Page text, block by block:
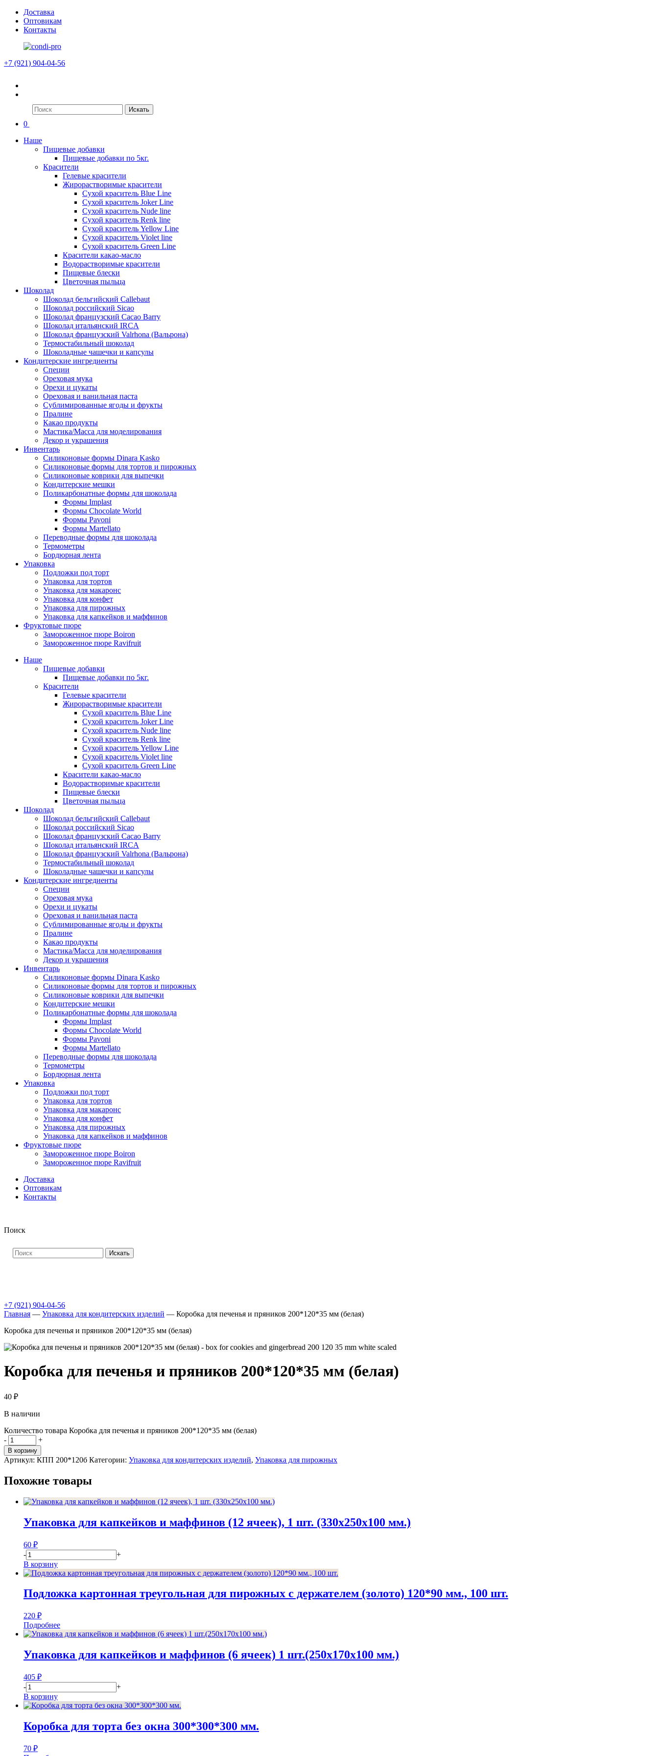
Доставка
Оптовикам
Контакты
+7 (921) 904-04-56
Искать
0
Наше
Пищевые добавки
Пищевые добавки по 5кг.
Красители
Гелевые красители
Жирорастворимые красители
Сухой краситель Blue Line
Сухой краситель Joker Line
Сухой краситель Nude line
Сухой краситель Renk line
Сухой краситель Yellow Line
Сухой краситель Violet line
Сухой краситель Green Line
Красители какао-масло
Водорастворимые красители
Пищевые блески
Цветочная пыльца
Шоколад
Шоколад бельгийский Callebaut
Шоколад российский Sicao
Шоколад французский Cacao Barry
Шоколад итальянский IRCA
Шоколад французский Valrhona (Вальрона)
Термостабильный шоколад
Шоколадные чашечки и капсулы
Кондитерские ингредиенты
Специи
Ореховая мука
Орехи и цукаты
Ореховая и ванильная паста
Сублимированные ягоды и фрукты
Пралине
Какао продукты
Мастика/Масса для моделирования
Декор и украшения
Инвентарь
Силиконовые формы Dinara Kasko
Силиконовые формы для тортов и пирожных
Силиконовые коврики для выпечки
Кондитерские мешки
Поликарбонатные формы для шоколада
Формы Implast
Формы Chocolate World
Формы Pavoni
Формы Martellato
Переводные формы для шоколада
Термометры
Бордюрная лента
Упаковка
Подложки под торт
Упаковка для тортов
Упаковка для макаронс
Упаковка для конфет
Упаковка для пирожных
Упаковка для капкейков и маффинов
Фруктовые пюре
Замороженное пюре Boiron
Замороженное пюре Ravifruit
Наше
Пищевые добавки
Пищевые добавки по 5кг.
Красители
Гелевые красители
Жирорастворимые красители
Сухой краситель Blue Line
Сухой краситель Joker Line
Сухой краситель Nude line
Сухой краситель Renk line
Сухой краситель Yellow Line
Сухой краситель Violet line
Сухой краситель Green Line
Красители какао-масло
Водорастворимые красители
Пищевые блески
Цветочная пыльца
Шоколад
Шоколад бельгийский Callebaut
Шоколад российский Sicao
Шоколад французский Cacao Barry
Шоколад итальянский IRCA
Шоколад французский Valrhona (Вальрона)
Термостабильный шоколад
Шоколадные чашечки и капсулы
Кондитерские ингредиенты
Специи
Ореховая мука
Орехи и цукаты
Ореховая и ванильная паста
Сублимированные ягоды и фрукты
Пралине
Какао продукты
Мастика/Масса для моделирования
Декор и украшения
Инвентарь
Силиконовые формы Dinara Kasko
Силиконовые формы для тортов и пирожных
Силиконовые коврики для выпечки
Кондитерские мешки
Поликарбонатные формы для шоколада
Формы Implast
Формы Chocolate World
Формы Pavoni
Формы Martellato
Переводные формы для шоколада
Термометры
Бордюрная лента
Упаковка
Подложки под торт
Упаковка для тортов
Упаковка для макаронс
Упаковка для конфет
Упаковка для пирожных
Упаковка для капкейков и маффинов
Фруктовые пюре
Замороженное пюре Boiron
Замороженное пюре Ravifruit
Доставка
Оптовикам
Контакты
Поиск
Искать
+7 (921) 904-04-56
Главная — Упаковка для кондитерских изделий — Коробка для печенья и пряников 200*120*35 мм (белая)
Коробка для печенья и пряников 200*120*35 мм (белая)
Коробка для печенья и пряников 200*120*35 мм (белая)
40 ₽
В наличии
Количество товара Коробка для печенья и пряников 200*120*35 мм (белая)
-
+
В корзину
Артикул: КПП 200*120б Категории: Упаковка для кондитерских изделий, Упаковка для пирожных
Похожие товары
Упаковка для капкейков и маффинов (12 ячеек), 1 шт. (330x250x100 мм.)
60 ₽
-
+
В корзину
Подложка картонная треугольная для пирожных с держателем (золото) 120*90 мм., 100 шт.
220 ₽
Подробнее
Упаковка для капкейков и маффинов (6 ячеек) 1 шт.(250x170x100 мм.)
405 ₽
-
+
В корзину
Коробка для торта без окна 300*300*300 мм.
70 ₽